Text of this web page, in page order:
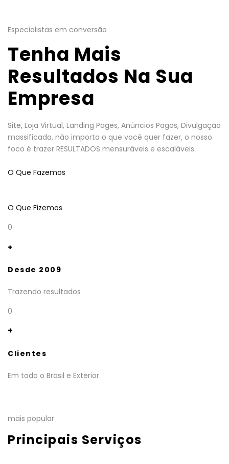
Especialistas em conversão
Tenha Mais
Resultados Na Sua
Empresa
Site, Loja Virtual, Landing Pages, Anúncios Pagos, Divulgação
massificada, não importa o que você quer fazer, o nosso
foco é trazer RESULTADOS mensuráveis e escaláveis.
O Que Fazemos
O Que Fizemos
0
+
Desde 2009
Trazendo resultados
0
+
Clientes
Em todo o Brasil e Exterior
mais popular
Principais Serviços